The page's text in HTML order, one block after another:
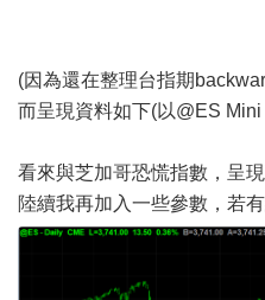
(因為還在整理台指期
而呈現資料如下(以@ES
看來與芝加哥恐慌指數，呈現
陸續我再加入一些參數，若